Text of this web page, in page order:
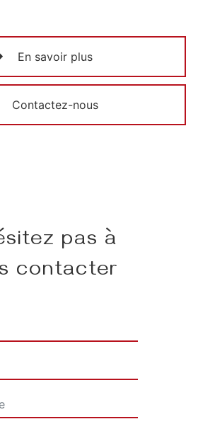
En savoir plus
Contactez-nous
pas à
contacter